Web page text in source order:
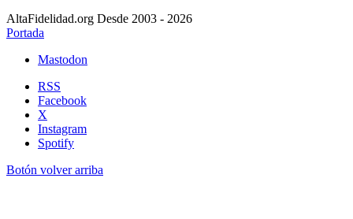
AltaFidelidad.org Desde 2003 - 2026
Portada
Mastodon
RSS
Facebook
X
Instagram
Spotify
Botón volver arriba